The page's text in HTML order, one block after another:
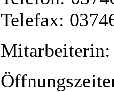
Telefax:
Mitarbeiterin: